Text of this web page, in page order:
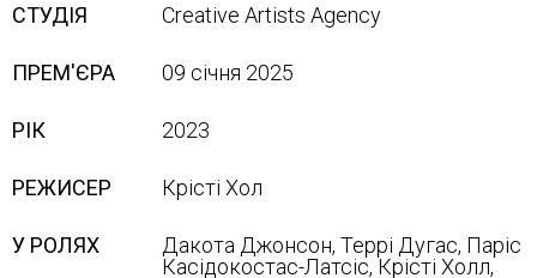
СТУДІЯ Creative Artists Agency
ПРЕМ'ЄРА 09 січня 2025
РІК 2023
РЕЖИСЕР Крісті Хол
У РОЛЯХ
Дакота Джонсон, Террі Дугас, Паріс
Касідокостас-Латсіс, Крісті Холл,